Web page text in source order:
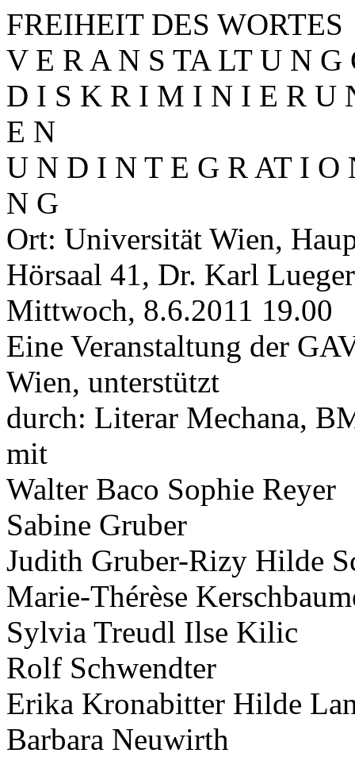
FREIHEIT DES WORTES
V E R A N S TA LT U N G
D I S K R I M I N I E R U
E N
U N D I N T E G R AT I
N G
Ort: Universität Wien,
Hörsaal 41, Dr. Karl
Mittwoch, 8.6.2011 19.00
Eine Veranstaltung der
Wien, unterstützt
durch: Literar Mechana,
mit
Walter Baco Sophie Reyer
Sabine Gruber
Judith Gruber-Rizy Hilde
Marie-Thérèse
Sylvia Treudl Ilse Kilic
Rolf Schwendter
Erika Kronabitter Hilde
Barbara Neuwirth